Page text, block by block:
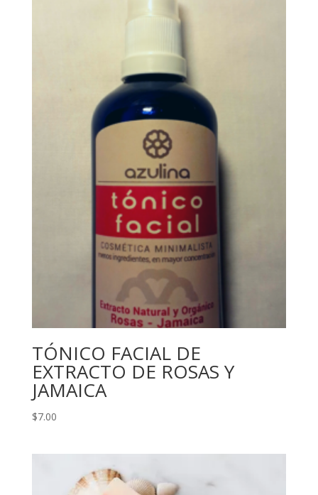
TÓNICO FACIAL DE
EXTRACTO DE ROSAS Y
JAMAICA
$7.00